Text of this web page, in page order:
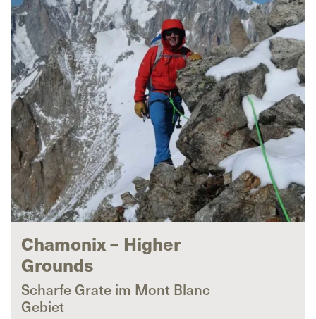
Chamonix – Higher
Grounds
Scharfe Grate im Mont Blanc
Gebiet